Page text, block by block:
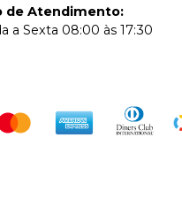
de Atendimento:
a Sexta 08:00 às 17:30